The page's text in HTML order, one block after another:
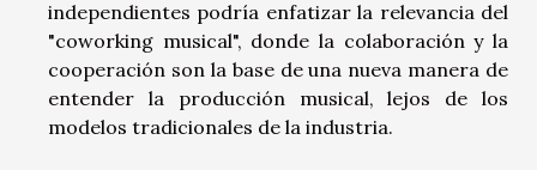
independientes podría enfatizar la relevancia del
"coworking musical", donde la colaboración y la
cooperación son la base de una nueva manera de
entender la producción musical, lejos de los
modelos tradicionales de la industria.